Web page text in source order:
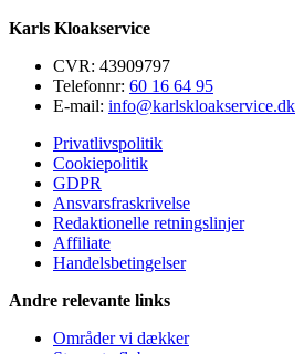
Karls Kloakservice
CVR: 43909797
Telefonnr: 60 16 64 95
E-mail: info@karlskloakservice.dk
Privatlivspolitik
Cookiepolitik
GDPR
Ansvarsfraskrivelse
Redaktionelle retningslinjer
Affiliate
Handelsbetingelser
Andre relevante links
Områder vi dækker